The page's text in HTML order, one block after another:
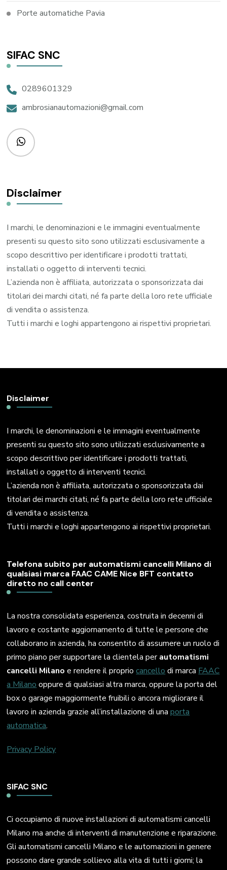
Porte automatiche Pavia
SIFAC SNC
0289601329
ambrosianautomazioni@gmail.com
Disclaimer
I marchi, le denominazioni e le immagini eventualmente
presenti su questo sito sono utilizzati esclusivamente a
scopo descrittivo per identificare i prodotti trattati,
installati o oggetto di interventi tecnici.
L’azienda non è affiliata, autorizzata o sponsorizzata dai
titolari dei marchi citati, né fa parte della loro rete ufficiale
di vendita o assistenza.
Tutti i marchi e loghi appartengono ai rispettivi proprietari.
Disclaimer
I marchi, le denominazioni e le immagini eventualmente
presenti su questo sito sono utilizzati esclusivamente a
scopo descrittivo per identificare i prodotti trattati,
installati o oggetto di interventi tecnici.
L’azienda non è affiliata, autorizzata o sponsorizzata dai
titolari dei marchi citati, né fa parte della loro rete ufficiale
di vendita o assistenza.
Tutti i marchi e loghi appartengono ai rispettivi proprietari.
Telefona subito per automatismi cancelli Milano di
qualsiasi marca FAAC CAME Nice BFT contatto
diretto no call center
La nostra consolidata esperienza, costruita in decenni di
lavoro e costante aggiornamento di tutte le persone che
collaborano in azienda, ha consentito di assumere un ruolo di
primo piano per supportare la clientela perautomatismi
cancelli Milano e rendere il propriocancello di marca FAAC
a Milano oppure di qualsiasi altra marca, oppure la porta del
box o garage maggiormente fruibili o ancora migliorare il
lavoro in azienda grazie all’installazione di unaporta
automatica.
Privacy Policy
SIFAC SNC
Ci occupiamo di nuove installazioni di automatismi cancelli
Milano ma anche di interventi di manutenzione e riparazione.
Gli automatismi cancelli Milano e le automazioni in genere
possono dare grande sollievo alla vita di tutti i giorni; la